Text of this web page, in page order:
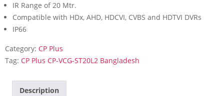
IR Range of 20 Mtr.
Compatible with HDx, AHD, HDCVI, CVBS and HDTVI DVRs
IP66
Category: CP Plus
Tag: CP Plus CP-VCG-ST20L2 Bangladesh
Description